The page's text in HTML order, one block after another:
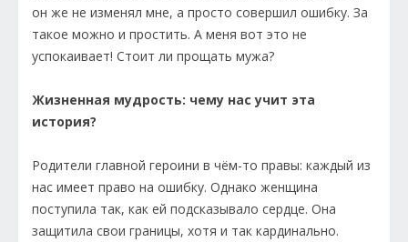
он же не изменял мне, а просто совершил ошибку. За
такое можно и простить. А меня вот это не
успокаивает! Стоит ли прощать мужа?
Жизненная мудрость: чему нас учит эта
история?
Родители главной героини в чём-то правы: каждый из
нас имеет право на ошибку. Однако женщина
поступила так, как ей подсказывало сердце. Она
защитила свои границы, хотя и так кардинально.